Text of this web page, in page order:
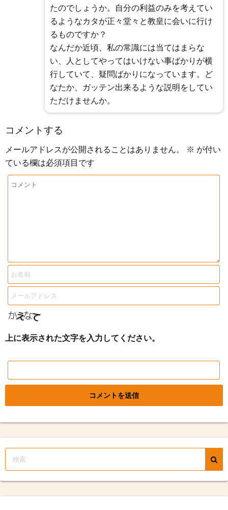
たのでしょうか。自分の利益のみを考えてい
るようなカタが正々堂々と教皇に会いに行け
るものですか？
なんだか近頃、私の常識には当てはまらな
い、人としてやってはいけない事ばかりが横
行していて、疑問ばかりになっています。ど
なたか、ガッテン出来るような説明をしてい
ただけませんか。
コメントする
メールアドレスが公開されることはありません。 ※ が付い
ている欄は必須項目です
上に表示された文字を入力してください。